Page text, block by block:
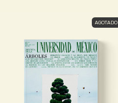
AGOTADO